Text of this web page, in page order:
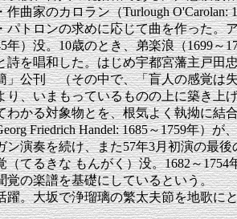
曲家のカロラン（Turlough
トロンの求めに応じて曲を作った
）没。10歳のとき、弟楽浪（1699
詩を唱和した。はじめ宇都宮藩主戸
公刊 （その中で、「盲人の感覚は
、いまもっているものの上に築き
かる対象物とを、根気よく執拗に
Friedrich Handel: 1685～1759年）
演奏を続け、また57年3月初演の最
てるきな もんがく）没。1682～
覚の楽譜を基礎にしているという。
。大坂で浄瑠璃の繁太夫節を地歌に